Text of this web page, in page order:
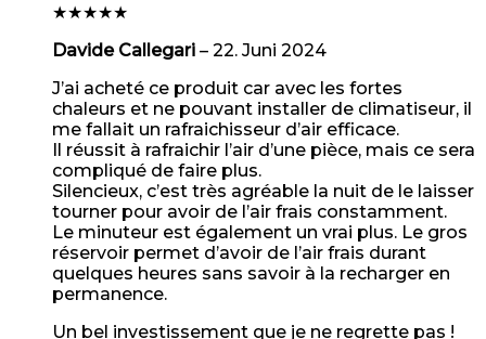
★★★★★
Davide Callegari – 22. Juni 2024
J’ai acheté ce produit car avec les fortes
chaleurs et ne pouvant installer de climatiseur, il
me fallait un rafraichisseur d’air efficace.
Il réussit à rafraichir l’air d’une pièce, mais ce sera
compliqué de faire plus.
Silencieux, c’est très agréable la nuit de le laisser
tourner pour avoir de l’air frais constamment.
Le minuteur est également un vrai plus. Le gros
réservoir permet d’avoir de l’air frais durant
quelques heures sans savoir à la recharger en
permanence.
Un bel investissement que je ne regrette pas !